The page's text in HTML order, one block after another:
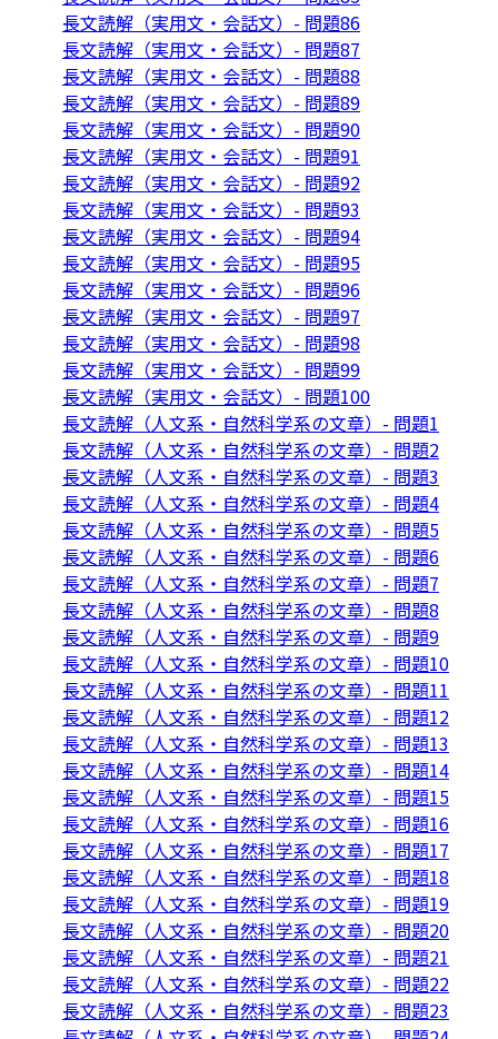
長文読解（実用文・会話文）- 問題86
長文読解（実用文・会話文）- 問題87
長文読解（実用文・会話文）- 問題88
長文読解（実用文・会話文）- 問題89
長文読解（実用文・会話文）- 問題90
長文読解（実用文・会話文）- 問題91
長文読解（実用文・会話文）- 問題92
長文読解（実用文・会話文）- 問題93
長文読解（実用文・会話文）- 問題94
長文読解（実用文・会話文）- 問題95
長文読解（実用文・会話文）- 問題96
長文読解（実用文・会話文）- 問題97
長文読解（実用文・会話文）- 問題98
長文読解（実用文・会話文）- 問題99
長文読解（実用文・会話文）- 問題100
長文読解（人文系・自然科学系の文章）- 問題1
長文読解（人文系・自然科学系の文章）- 問題2
長文読解（人文系・自然科学系の文章）- 問題3
長文読解（人文系・自然科学系の文章）- 問題4
長文読解（人文系・自然科学系の文章）- 問題5
長文読解（人文系・自然科学系の文章）- 問題6
長文読解（人文系・自然科学系の文章）- 問題7
長文読解（人文系・自然科学系の文章）- 問題8
長文読解（人文系・自然科学系の文章）- 問題9
長文読解（人文系・自然科学系の文章）- 問題10
長文読解（人文系・自然科学系の文章）- 問題11
長文読解（人文系・自然科学系の文章）- 問題12
長文読解（人文系・自然科学系の文章）- 問題13
長文読解（人文系・自然科学系の文章）- 問題14
長文読解（人文系・自然科学系の文章）- 問題15
長文読解（人文系・自然科学系の文章）- 問題16
長文読解（人文系・自然科学系の文章）- 問題17
長文読解（人文系・自然科学系の文章）- 問題18
長文読解（人文系・自然科学系の文章）- 問題19
長文読解（人文系・自然科学系の文章）- 問題20
長文読解（人文系・自然科学系の文章）- 問題21
長文読解（人文系・自然科学系の文章）- 問題22
長文読解（人文系・自然科学系の文章）- 問題23